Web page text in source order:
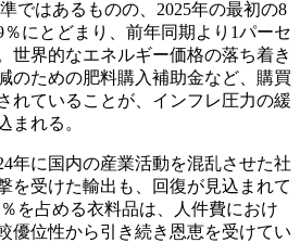
ではあるものの、2025年の最初の8
にとどまり、前年同期より1パーセ
世界的なエネルギー価格の落ち着き
のための肥料購入補助金など、購買
れていることが、インフレ圧力の緩
まれる。
年に国内の産業活動を混乱させた社
を受けた輸出も、回復が見込まれて
を占める衣料品は、人件費におけ
優位性から引き続き恩恵を受けてい